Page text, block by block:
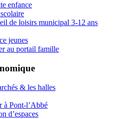
enfance
de loisirs municipal 3-12 ans
jeunes
au portail famille
& les halles
à Pont-l’Abbé
d’espaces